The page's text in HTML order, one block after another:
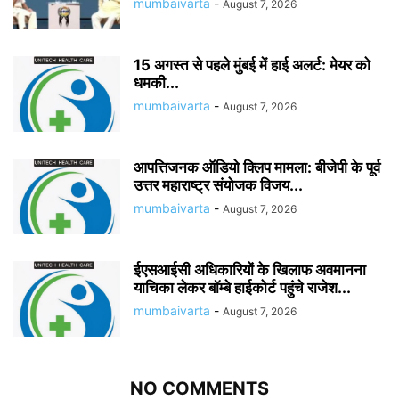
mumbaivarta - August 7, 2026
15 अगस्त से पहले मुंबई में हाई अलर्ट: मेयर को
धमकी...
mumbaivarta - August 7, 2026
आपत्तिजनक ऑडियो क्लिप मामला: बीजेपी के पूर्व
उत्तर महाराष्ट्र संयोजक विजय...
mumbaivarta - August 7, 2026
ईएसआईसी अधिकारियों के खिलाफ अवमानना
याचिका लेकर बॉम्बे हाईकोर्ट पहुंचे राजेश...
mumbaivarta - August 7, 2026
NO COMMENTS